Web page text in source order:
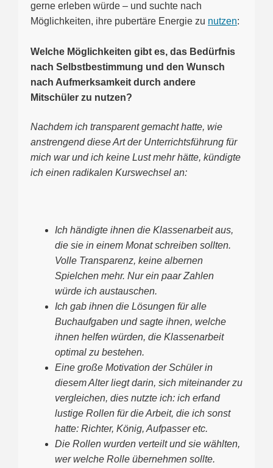
gerne erleben würde – und suchte nach
Möglichkeiten, ihre pubertäre Energie zu nutzen:
Welche Möglichkeiten gibt es, das Bedürfnis
nach Selbstbestimmung und den Wunsch
nach Aufmerksamkeit durch andere
Mitschüler zu nutzen?
Nachdem ich transparent gemacht hatte, wie
anstrengend diese Art der Unterrichtsführung für
mich war und ich keine Lust mehr hätte, kündigte
ich einen radikalen Kurswechsel an:
Ich händigte ihnen die Klassenarbeit aus,
die sie in einem Monat schreiben sollten.
Volle Transparenz, keine albernen
Spielchen mehr. Nur ein paar Zahlen
würde ich austauschen.
Ich gab ihnen die Lösungen für alle
Buchaufgaben und sagte ihnen, welche
ihnen helfen würden, die Klassenarbeit
optimal zu bestehen.
Eine große Motivation der Schüler in
diesem Alter liegt darin, sich miteinander zu
vergleichen, dies nutzte ich: ich erfand
lustige Rollen für die Arbeit, die ich sonst
hatte: Richter, König, Aufpasser etc.
Die Rollen wurden verteilt und sie wählten,
wer welche Rolle übernehmen sollte.